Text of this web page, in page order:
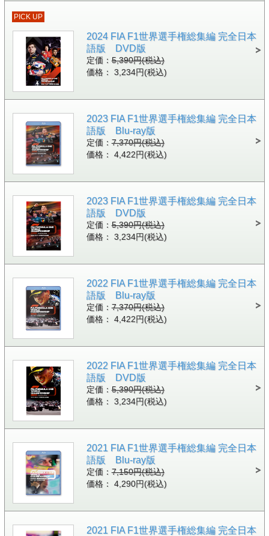
PICK UP
2024 FIA F1世界選手権総集編 完全日本
語版 DVD版
定価：5,390円(税込)
価格： 3,234円(税込)
2023 FIA F1世界選手権総集編 完全日本
語版 Blu-ray版
定価：7,370円(税込)
価格： 4,422円(税込)
2023 FIA F1世界選手権総集編 完全日本
語版 DVD版
定価：5,390円(税込)
価格： 3,234円(税込)
2022 FIA F1世界選手権総集編 完全日本
語版 Blu-ray版
定価：7,370円(税込)
価格： 4,422円(税込)
2022 FIA F1世界選手権総集編 完全日本
語版 DVD版
定価：5,390円(税込)
価格： 3,234円(税込)
2021 FIA F1世界選手権総集編 完全日本
語版 Blu-ray版
定価：7,150円(税込)
価格： 4,290円(税込)
2021 FIA F1世界選手権総集編 完全日本